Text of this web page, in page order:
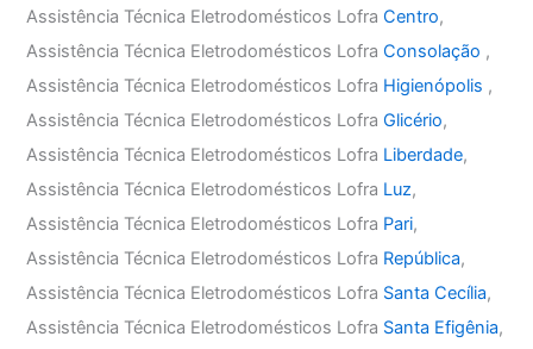
Assistência Técnica Eletrodomésticos LofraCentro,
Assistência Técnica Eletrodomésticos LofraConsolação ,
Assistência Técnica Eletrodomésticos Lofra Higienópolis ,
Assistência Técnica Eletrodomésticos LofraGlicério,
Assistência Técnica Eletrodomésticos Lofra Liberdade,
Assistência Técnica Eletrodomésticos Lofra Luz,
Assistência Técnica Eletrodomésticos Lofra Pari,
Assistência Técnica Eletrodomésticos Lofra República,
Assistência Técnica Eletrodomésticos Lofra Santa Cecília,
Assistência Técnica Eletrodomésticos Lofra Santa Efigênia,